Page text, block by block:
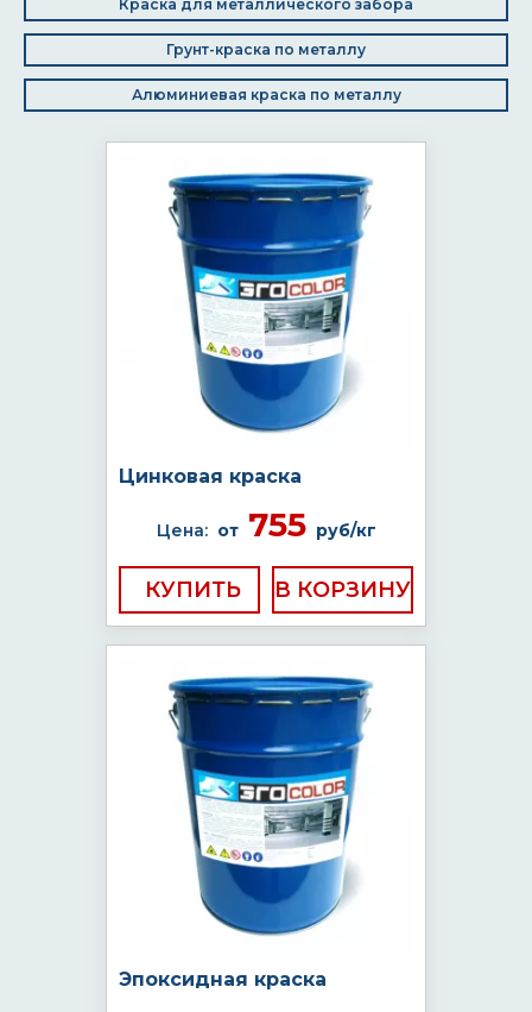
Краска для металлического забора
Грунт-краска по металлу
Алюминиевая краска по металлу
Цинковая краска
Цена: от755 руб/кг
КУПИТЬ
Эпоксидная краска